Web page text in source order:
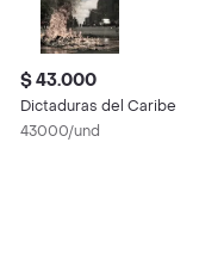
$ 43.000
Dictaduras del Caribe
43000/und